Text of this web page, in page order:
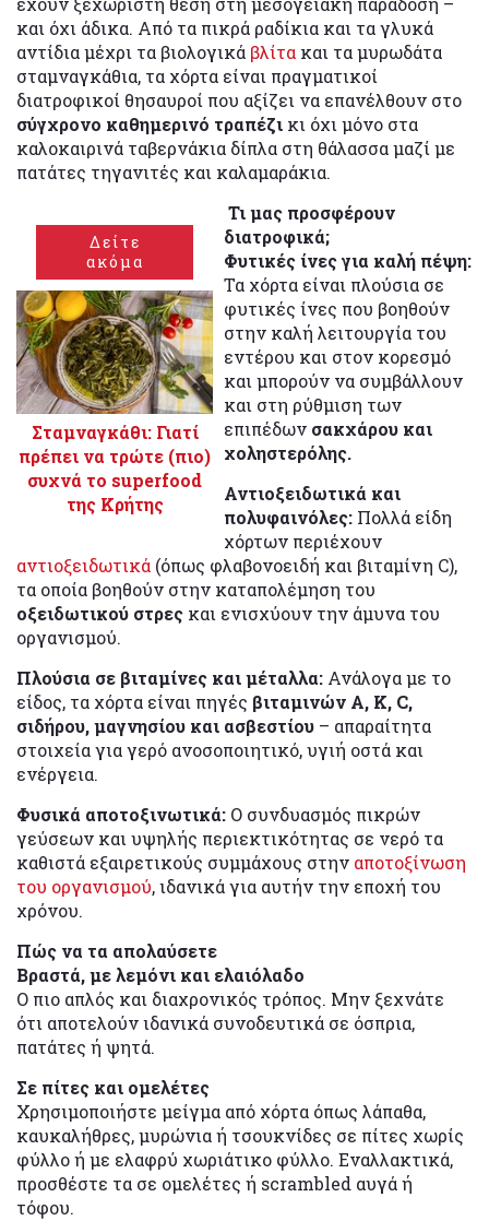
και όχι άδικα. Από τα πικρά ραδίκια και τα γλυκά
αντίδια μέχρι τα βιολογικά βλίτα και τα μυρωδάτα
σταμναγκάθια, τα χόρτα είναι πραγματικοί
διατροφικοί θησαυροί που αξίζει να επανέλθουν στο
σύγχρονο καθημερινό τραπέζι κι όχι μόνο στα
καλοκαιρινά ταβερνάκια δίπλα στη θάλασσα μαζί με
πατάτες τηγανιτές και καλαμαράκια.
Δείτε
ακόμα
Σταμναγκάθι: Γιατί
πρέπει να τρώτε (πιο)
συχνά το superfood
της Κρήτης
Τι μας προσφέρουν
διατροφικά;
Φυτικές ίνες για καλή πέψη:
Τα χόρτα είναι πλούσια σε
φυτικές ίνες που βοηθούν
στην καλή λειτουργία του
εντέρου και στον κορεσμό
και μπορούν να συμβάλλουν
και στη ρύθμιση των
επιπέδων σακχάρου και
χοληστερόλης.
Αντιοξειδωτικά και
πολυφαινόλες: Πολλά είδη
χόρτων περιέχουν
αντιοξειδωτικά (όπως φλαβονοειδή και βιταμίνη C),
τα οποία βοηθούν στην καταπολέμηση του
οξειδωτικού στρες και ενισχύουν την άμυνα του
οργανισμού.
Πλούσια σε βιταμίνες και μέταλλα: Ανάλογα με το
είδος, τα χόρτα είναι πηγές βιταμινών A, K, C,
σιδήρου, μαγνησίου και ασβεστίου – απαραίτητα
στοιχεία για γερό ανοσοποιητικό, υγιή οστά και
ενέργεια.
Φυσικά αποτοξινωτικά: Ο συνδυασμός πικρών
γεύσεων και υψηλής περιεκτικότητας σε νερό τα
καθιστά εξαιρετικούς συμμάχους στην αποτοξίνωση
του οργανισμού, ιδανικά για αυτήν την εποχή του
χρόνου.
Πώς να τα απολαύσετε
Βραστά, με λεμόνι και ελαιόλαδο
Ο πιο απλός και διαχρονικός τρόπος. Μην ξεχνάτε
ότι αποτελούν ιδανικά συνοδευτικά σε όσπρια,
πατάτες ή ψητά.
Σε πίτες και ομελέτες
Χρησιμοποιήστε μείγμα από χόρτα όπως λάπαθα,
καυκαλήθρες, μυρώνια ή τσουκνίδες σε πίτες χωρίς
φύλλο ή με ελαφρύ χωριάτικο φύλλο. Εναλλακτικά,
προσθέστε τα σε ομελέτες ή scrambled αυγά ή
τόφου.